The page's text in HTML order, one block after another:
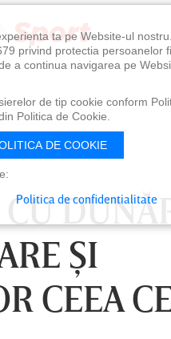
ŞI
CEEA
ta pe Website-ul
privind protectia persoanelor
a continua navigarea pe
de tip cookie conform
Politica de Cookie.
DE COOKIE
Politica de confidentialitate